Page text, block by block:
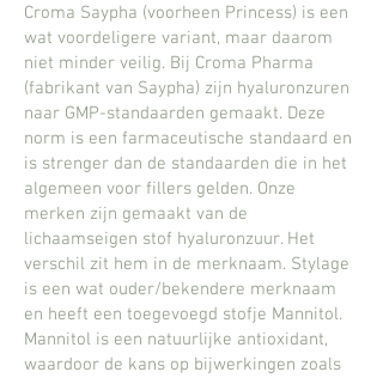
Croma Saypha (voorheen Princess) is een
wat voordeligere variant, maar daarom
niet minder veilig. Bij Croma Pharma
(fabrikant van Saypha) zijn hyaluronzuren
naar GMP-standaarden gemaakt. Deze
norm is een farmaceutische standaard en
is strenger dan de standaarden die in het
algemeen voor fillers gelden. Onze
merken zijn gemaakt van de
lichaamseigen stof hyaluronzuur. Het
verschil zit hem in de merknaam. Stylage
is een wat ouder/bekendere merknaam
en heeft een toegevoegd stofje Mannitol.
Mannitol is een natuurlijke antioxidant,
waardoor de kans op bijwerkingen zoals